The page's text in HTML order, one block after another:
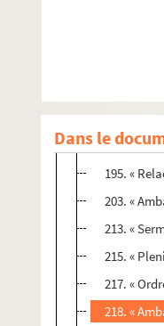
Dans le
163. «
173. «
187. «
195. «
203. «
213. «
215. «
217. «
218. «